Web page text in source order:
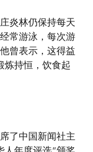
炎林仍保持每天
常游泳，每次游
曾表示，这得益
炼持恒，饮食起
了中国新闻社主